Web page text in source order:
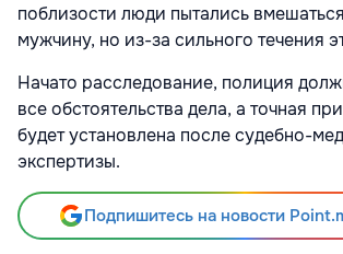
поблизости люди пытались
мужчину, но из-за сильного течения
Начато расследование, полиция
все обстоятельства дела, а точная
будет установлена после судебно-
экспертизы.
Подпишитесь на новости